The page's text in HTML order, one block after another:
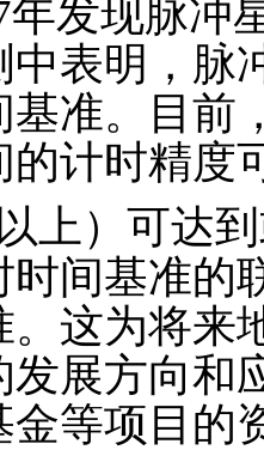
年发现脉冲
中表明，脉
基准。目前
的计时精度
上）可达
时间基准的
。这为将来
发展方向和
金等项目的